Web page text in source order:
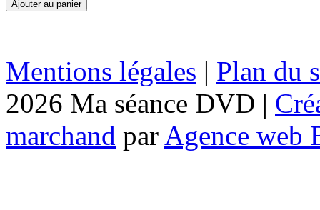
Mentions légales | Plan du
2026 Ma séance DVD |
marchand par Agence web